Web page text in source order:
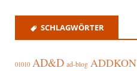
SCHLAGWÖRTER
01010 AD&D ad-blog ADDKON